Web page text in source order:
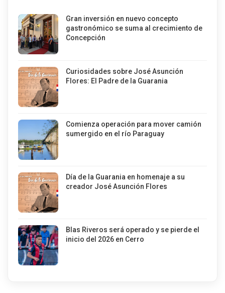
Gran inversión en nuevo concepto
gastronómico se suma al crecimiento de
Concepción
Curiosidades sobre José Asunción
Flores: El Padre de la Guarania
Comienza operación para mover camión
sumergido en el río Paraguay
Día de la Guarania en homenaje a su
creador José Asunción Flores
Blas Riveros será operado y se pierde el
inicio del 2026 en Cerro